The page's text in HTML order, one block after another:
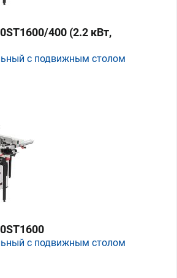
400 (2.2 кВт,
с подвижным столом
с подвижным столом